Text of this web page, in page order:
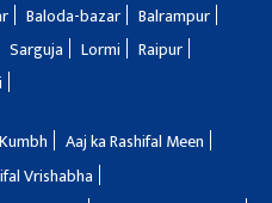
Baloda-bazar
Balrampur
Sarguja Lormi
Raipur
Aaj ka Rashifal Meen
Vrishabha